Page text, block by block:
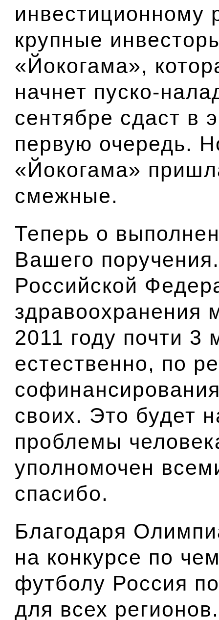
инвестиционному
крупные
«Йокогама»,
начнет пуско-
сентябре сдаст в
первую очередь.
«Йокогама»
смежные.
Теперь о
Вашего
Российской
здравоохранения
2011 году почти
естественно, по
своих. Это будет
проблемы
уполномочен
спасибо.
Благодаря
на конкурсе по
футболу Россия
для всех